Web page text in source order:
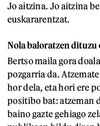
Jo aitzina. Jo aitzina
euskararentzat.
Nola baloratzen dituzu
Bertso maila gora
pozgarria da.
hor dela, eta hori ere
positibo bat: atzeman
baino gazte gehiago